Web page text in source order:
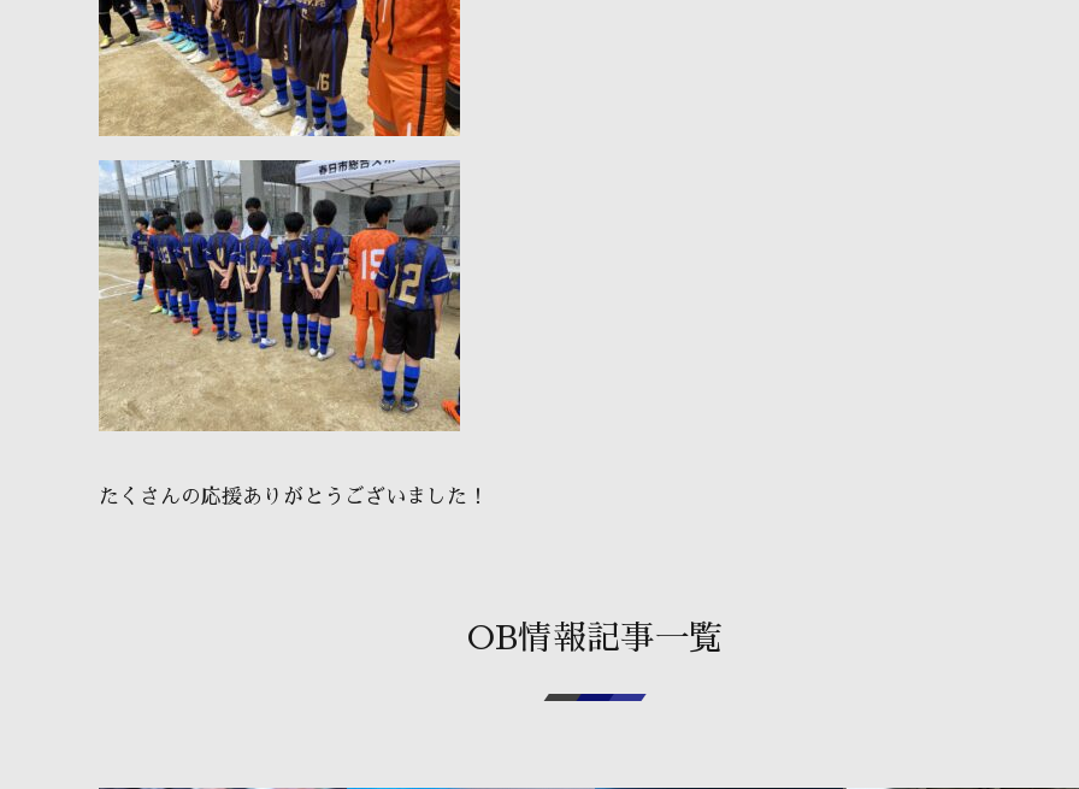
たくさんの応援ありがとうございました！
OB情報記事一覧